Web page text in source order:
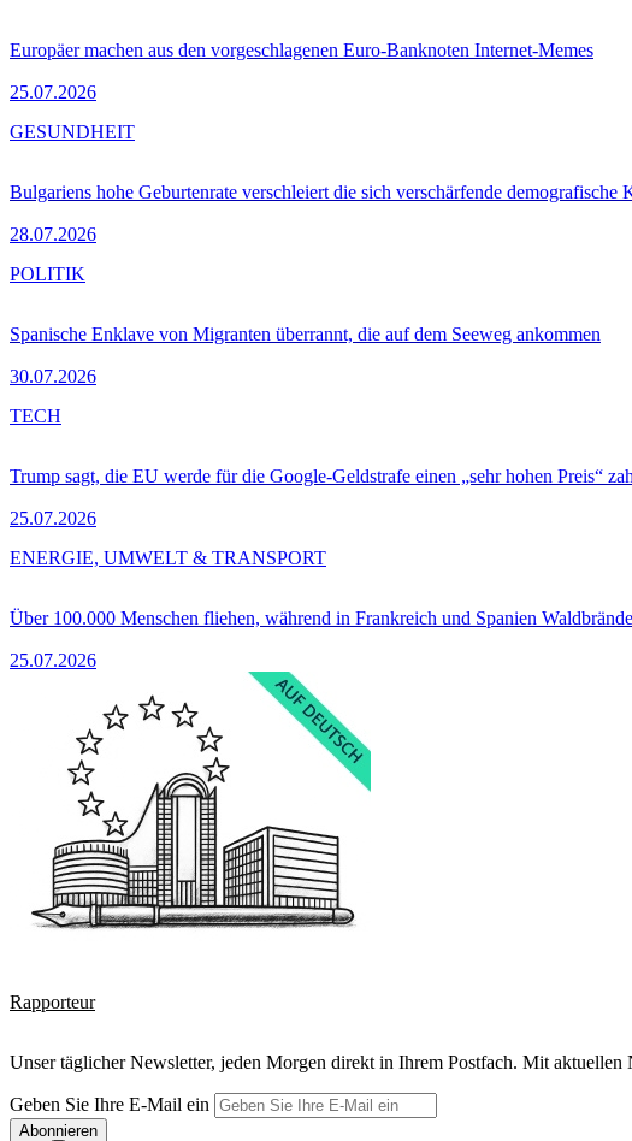
Europäer machen aus den vorgeschlagenen Euro-Banknoten Internet-Memes
25.07.2026
Bulgariens hohe Geburtenrate verschleiert die sich verschärfende demografische
28.07.2026
GESUNDHEIT
Spanische Enklave von Migranten überrannt, die auf dem Seeweg ankommen
30.07.2026
POLITIK
Trump sagt, die EU werde für die Google-Geldstrafe einen „sehr hohen Preis“
25.07.2026
TECH
Über 100.000 Menschen fliehen, während in Frankreich und Spanien
25.07.2026
ENERGIE, UMWELT & TRANSPORT
Rapporteur
Unser täglicher Newsletter, jeden Morgen direkt in Ihrem Postfach. Mit
Geben Sie Ihre E-Mail ein
Abonnieren